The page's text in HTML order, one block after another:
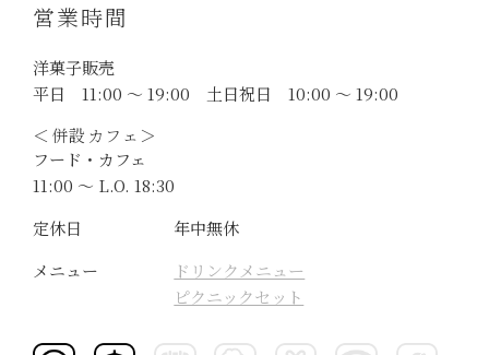
営業時間
洋菓子販売
平日 11:00 ～ 19:00 土日祝日 10:00 ～ 19:00
＜併設カフェ＞
フード・カフェ
11:00 〜 L.O. 18:30
定休日
年中無休
メニュー
ドリンクメニュー
ピクニックセット